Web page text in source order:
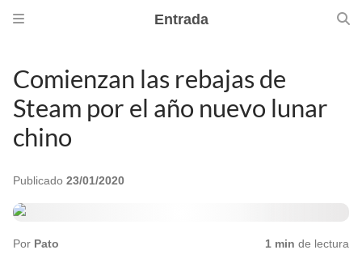
Entrada
Comienzan las rebajas de
Steam por el año nuevo lunar
chino
Publicado 23/01/2020
Por Pato 1 min de lectura